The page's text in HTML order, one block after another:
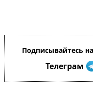
Подписывайтесь
Телеграм